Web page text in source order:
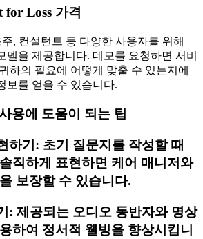
Loss 가격
, 컨설턴트 등 다양한 사용자를 위해
델을 제공합니다. 데모를 요청하면 서비
하의 필요에 어떻게 맞출 수 있는지에
보를 얻을 수 있습니다.
용에 도움이 되는 팁
하기: 초기 질문지를 작성할 때
직하게 표현하면 케어 매니저와
보장할 수 있습니다.
: 제공되는 오디오 동반자와 명상
하여 정서적 웰빙을 향상시킵니